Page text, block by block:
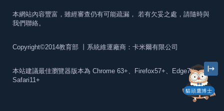
貓頭鷹博士
本網站內容豐富，雖經審查仍有可能疏漏， 若有欠妥之處，請隨時與
我們聯絡。
Copyright©2014教育部 丨系統維運廠商：卡米爾有限公司
本站建議最佳瀏覽器版本為 Chrome 63+、Firefox57+、Edge79+及
Safari11+